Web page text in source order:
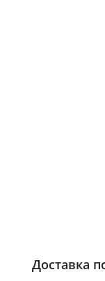
Доставка